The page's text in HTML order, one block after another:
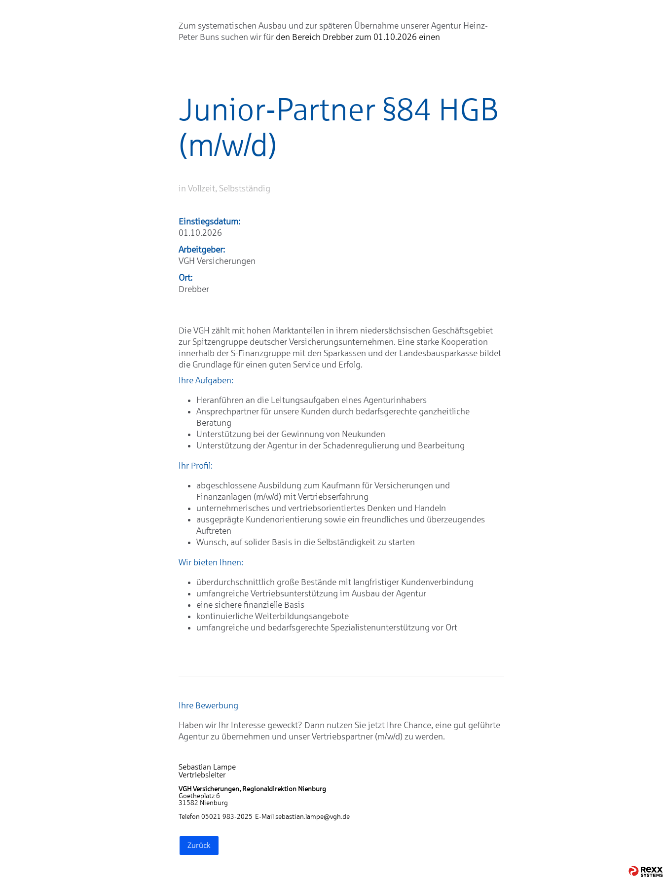
Zum systematischen Ausbau und zur späteren Übernahme unserer Agentur Heinz-
Peter Buns suchen wir für den Bereich Drebber zum 01.10.2026 einen
Junior-Partner §84 HGB
(m/w/d)
in Vollzeit, Selbstständig
Einstiegsdatum:
01.10.2026
Arbeitgeber:
VGH Versicherungen
Ort:
Drebber
Die VGH zählt mit hohen Marktanteilen in ihrem niedersächsischen Geschäftsgebiet
zur Spitzengruppe deutscher Versicherungsunternehmen. Eine starke Kooperation
innerhalb der S-Finanzgruppe mit den Sparkassen und der Landesbausparkasse bildet
die Grundlage für einen guten Service und Erfolg.
Ihre Aufgaben:
Heranführen an die Leitungsaufgaben eines Agenturinhabers
Ansprechpartner für unsere Kunden durch bedarfsgerechte ganzheitliche
Beratung
Unterstützung bei der Gewinnung von Neukunden
Unterstützung der Agentur in der Schadenregulierung und Bearbeitung
Ihr Profil:
abgeschlossene Ausbildung zum Kaufmann für Versicherungen und
Finanzanlagen (m/w/d) mit Vertriebserfahrung
unternehmerisches und vertriebsorientiertes Denken und Handeln
ausgeprägte Kundenorientierung sowie ein freundliches und überzeugendes
Auftreten
Wunsch, auf solider Basis in die Selbständigkeit zu starten
Wir bieten Ihnen:
überdurchschnittlich große Bestände mit langfristiger Kundenverbindung
umfangreiche Vertriebsunterstützung im Ausbau der Agentur
eine sichere finanzielle Basis
kontinuierliche Weiterbildungsangebote
umfangreiche und bedarfsgerechte Spezialistenunterstützung vor Ort
Ihre Bewerbung
Haben wir Ihr Interesse geweckt? Dann nutzen Sie jetzt Ihre Chance, eine gut geführte
Agentur zu übernehmen und unser Vertriebspartner (m/w/d) zu werden.
Sebastian Lampe
Vertriebsleiter
VGH Versicherungen, Regionaldirektion Nienburg
Goetheplatz 6
31582 Nienburg
Telefon 05021 983-2025 E-Mail sebastian.lampe@vgh.de
Zurück